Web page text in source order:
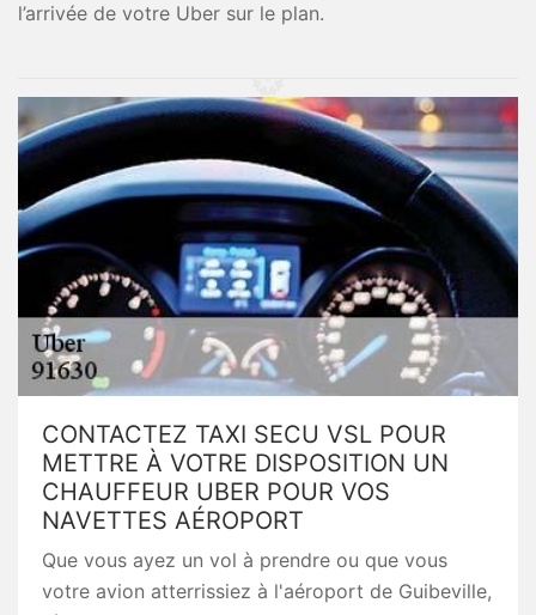
l’arrivée de votre Uber sur le plan.
CONTACTEZ TAXI SECU VSL POUR
METTRE À VOTRE DISPOSITION UN
CHAUFFEUR UBER POUR VOS
NAVETTES AÉROPORT
Que vous ayez un vol à prendre ou que vous
votre avion atterrissiez à l'aéroport de Guibeville,